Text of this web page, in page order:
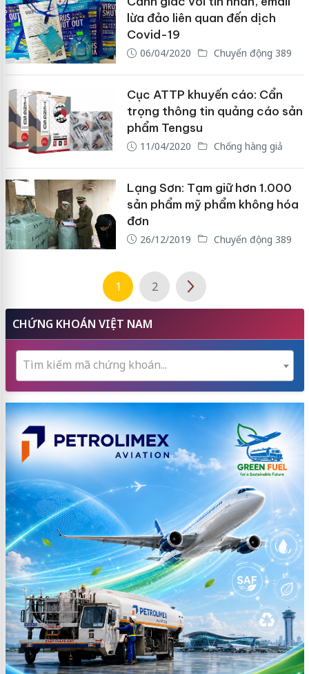
lừa đảo liên quan đến dịch
Covid-19
06/04/2020 Chuyển động 389
Cục ATTP khuyến cáo: Cẩn
trọng thông tin quảng cáo sản
phẩm Tengsu
11/04/2020 Chống hàng giả
Lạng Sơn: Tạm giữ hơn 1.000
sản phẩm mỹ phẩm không hóa
đơn
26/12/2019 Chuyển động 389
1 2
CHỨNG KHOÁN VIỆT NAM
Tìm kiếm mã chứng khoán...